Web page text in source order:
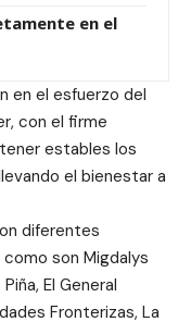
en el
en el esfuerzo del
con el firme
estables los
el bienestar a
diferentes
como son Migdalys
El General
Fronterizas, La